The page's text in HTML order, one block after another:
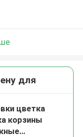
для
цветка
корзины